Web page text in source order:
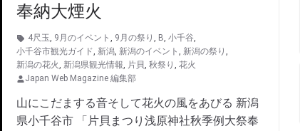
奉納大煙火
4尺玉, 9月のイベント , 9月の祭り , B, 小千谷,
小千谷市観光ガイド, 新潟, 新潟のイベント , 新潟の祭り ,
新潟の花火, 新潟県観光情報, 片貝, 秋祭り , 花火
Japan Web Magazine 編集部
山にこだまする音そして花火の風をあびる 新潟
県小千谷市 「片貝まつり浅原神社秋季例大祭奉